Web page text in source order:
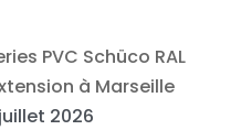
PVC Schüco RAL
à Marseille
2026